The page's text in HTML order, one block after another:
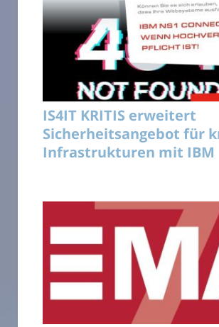
IS4IT KRITIS erweitert
Sicherheitsangebot für
Infrastrukturen mit IBM